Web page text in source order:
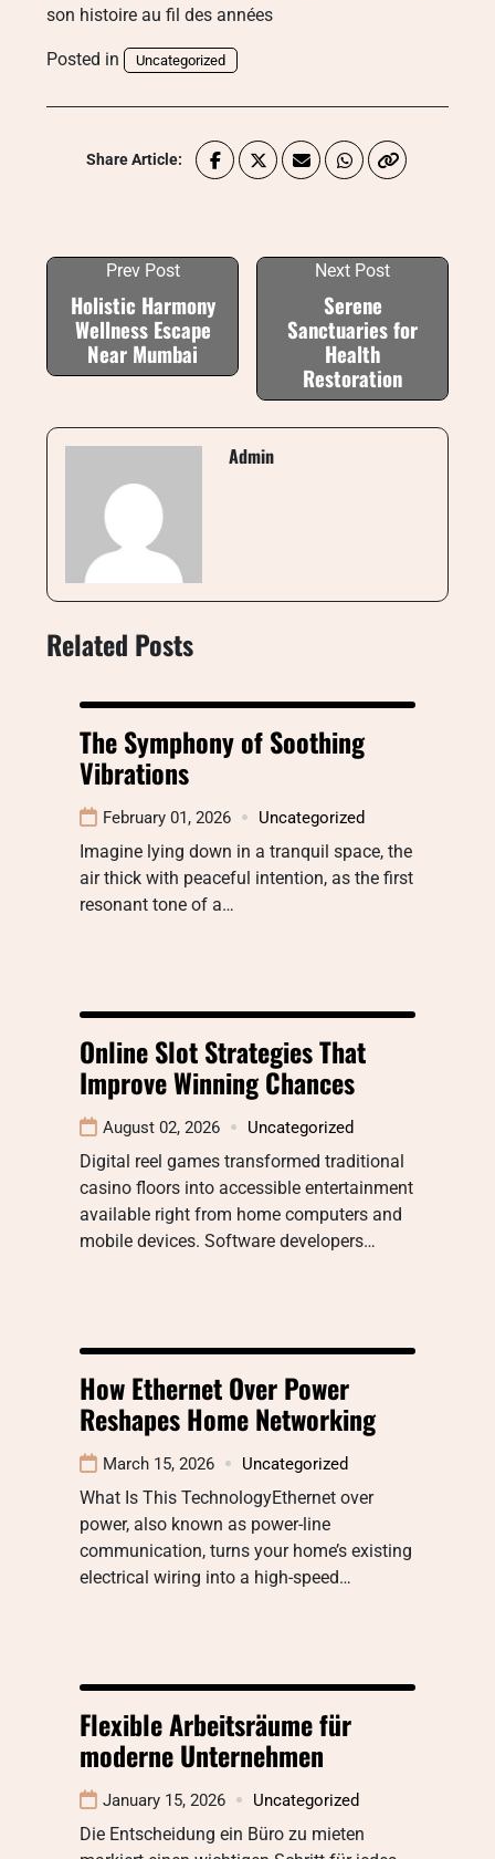
son histoire au fil des années
Posted in Uncategorized
Share Article:
Prev Post
Holistic Harmony
Wellness Escape
Near Mumbai
Next Post
Serene
Sanctuaries for
Health
Restoration
Admin
Related Posts
The Symphony of Soothing
Vibrations
February 01, 2026 Uncategorized
Imagine lying down in a tranquil space, the
air thick with peaceful intention, as the first
resonant tone of a…
Online Slot Strategies That
Improve Winning Chances
August 02, 2026 Uncategorized
Digital reel games transformed traditional
casino floors into accessible entertainment
available right from home computers and
mobile devices. Software developers…
How Ethernet Over Power
Reshapes Home Networking
March 15, 2026 Uncategorized
What Is This TechnologyEthernet over
power, also known as power-line
communication, turns your home’s existing
electrical wiring into a high-speed…
Flexible Arbeitsräume für
moderne Unternehmen
January 15, 2026 Uncategorized
Die Entscheidung ein Büro zu mieten